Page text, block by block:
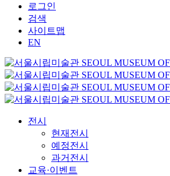
로그인
검색
사이트맵
EN
전시
현재전시
예정전시
과거전시
교육·이벤트